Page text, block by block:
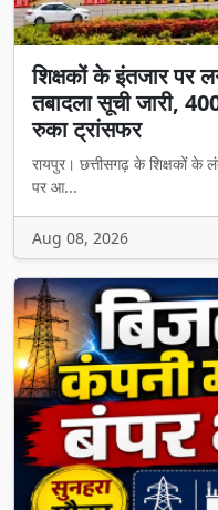
शिक्षकों के इंतजार पर
तबादला सूची जारी,
रुका ट्रांसफर
रायपुर। छत्तीसगढ़ के शिक्षकों
पर आ...
Aug 08, 2026